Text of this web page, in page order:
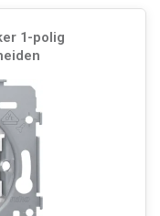
1-polig